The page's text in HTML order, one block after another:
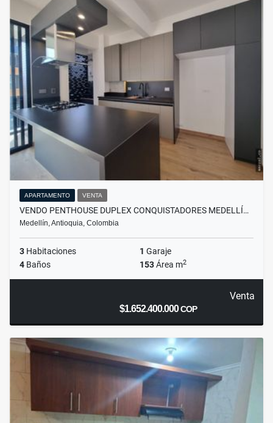
APARTAMENTO VENTA
VENDO PENTHOUSE DUPLEX CONQUISTADORES MEDELLÍ…
Medellín, Antioquia, Colombia
3 Habitaciones 1 Garaje
4 Baños 153Área m2
Venta
$1.652.400.000COP